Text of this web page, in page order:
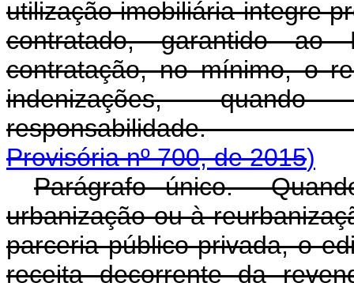
utilização imobiliária integre
contratado, garantido ao
contratação, no mínimo, o
indenizações,
Provisória nº 700, de 2015)
Parágrafo único.
urbanização ou à
parceria público-privada, o
receita decorrente da